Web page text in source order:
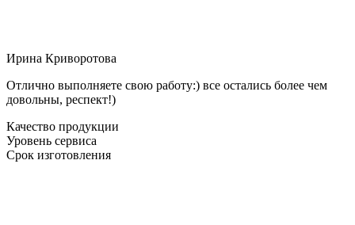
Ирина Криворотова
Отлично выполняете свою работу:) все остались более чем
довольны, респект!)
Качество продукции
Уровень сервиса
Срок изготовления